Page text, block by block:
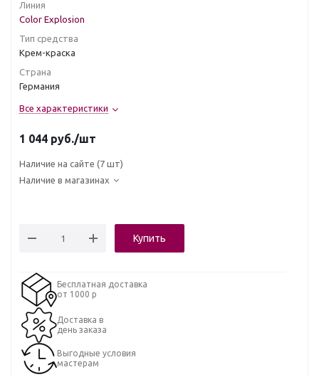
Линия
Color Explosion
Тип средства
Крем-краска
Страна
Германия
Все характеристики
1 044 руб./шт
Наличие на сайте (7 шт)
Наличие в магазинах
Купить
Бесплатная доставка
от 1000 р
Доставка в
день заказа
Выгодные условия
мастерам